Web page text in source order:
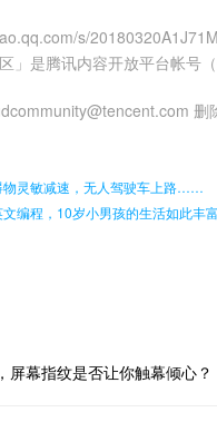
s/
」是腾讯内容开放平台帐号
删
物灵敏减速，无人驾驶车上路……
编程，10岁小男孩的生活如此丰
屏幕指纹是否让你触幕倾心？